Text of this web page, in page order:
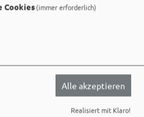
Cookies(immer erforderlich)
Alle akzeptieren
Realisiert mit Klaro!